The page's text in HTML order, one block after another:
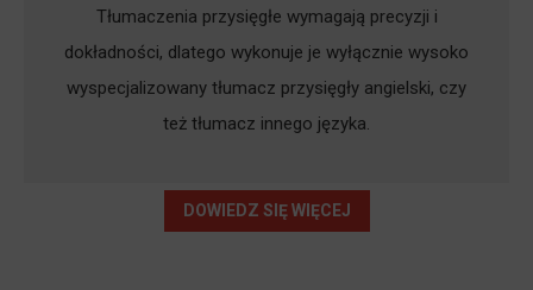
Tłumaczenia przysięgłe wymagają precyzji i
dokładności, dlatego wykonuje je wyłącznie wysoko
wyspecjalizowany tłumacz przysięgły angielski, czy
też tłumacz innego języka.
DOWIEDZ SIĘ WIĘCEJ